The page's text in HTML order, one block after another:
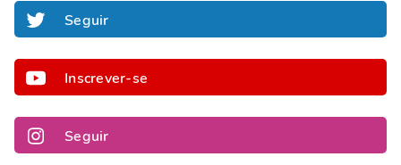
Seguir
Inscrever-se
Seguir